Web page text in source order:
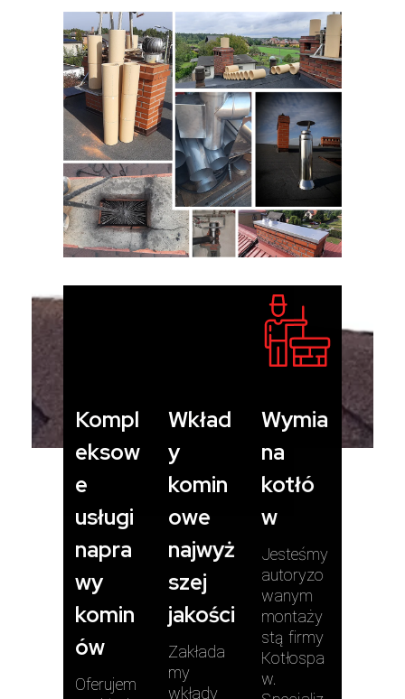
Kompl
eksow
e
usługi
napra
wy
komin
ów
Oferujem
Wkład
y
komin
owe
najwyż
szej
jakości
Zakłada
my
wkłady
Wymia
na
kotłó
w
Jesteśmy
autoryzo
wanym
montaży
stą firmy
Kotłospa
w.